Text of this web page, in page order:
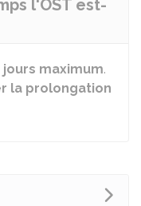
l'OST est-
jours maximum.
la prolongation